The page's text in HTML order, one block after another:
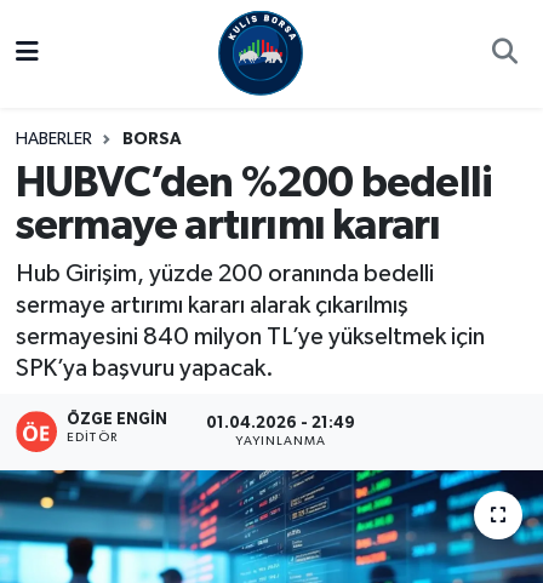
HABERLER BORSA
HUBVC’den %200 bedelli
sermaye artırımı kararı
Hub Girişim, yüzde 200 oranında bedelli
sermaye artırımı kararı alarak çıkarılmış
sermayesini 840 milyon TL’ye yükseltmek için
SPK’ya başvuru yapacak.
ÖZGE ENGIN
EDITÖR
01.04.2026 - 21:49
YAYINLANMA
Kulis Haber
Halka Arzlar
Ekonomi
Süper Lig Puan Durumu ve Fikstür
Tüm Manşetler
Son Dakika Haberleri